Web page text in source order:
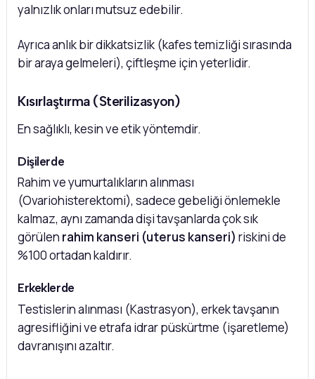
yalnızlık onları mutsuz edebilir.
Ayrıca anlık bir dikkatsizlik (kafes temizliği sırasında
bir araya gelmeleri), çiftleşme için yeterlidir.
Kısırlaştırma (Sterilizasyon)
En sağlıklı, kesin ve etik yöntemdir.
Dişilerde
Rahim ve yumurtalıkların alınması
(Ovariohisterektomi), sadece gebeliği önlemekle
kalmaz, aynı zamanda dişi tavşanlarda çok sık
görülen rahim kanseri (uterus kanseri) riskini de
%100 ortadan kaldırır.
Erkeklerde
Testislerin alınması (Kastrasyon), erkek tavşanın
agresifliğini ve etrafa idrar püskürtme (işaretleme)
davranışını azaltır.